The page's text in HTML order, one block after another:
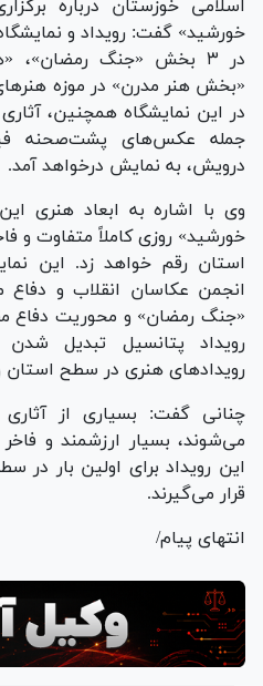
اسلامی خوزستان درباره
خورشید» گفت: رویداد و
در ۳ بخش «جنگ
«بخش هنر مدرن» در موزه
در این نمایشگاه همچنین،
جمله عکس‌های پشت‌صحنه
درویش، به نمایش درخواهد آمد.
وی با اشاره به ابعاد هنری
خورشید» روزی کاملاً متفاوت و
استان رقم خواهد زد. این
انجمن عکاسان انقلاب و
«جنگ رمضان» و محوریت
رویداد پتانسیل تبدیل
رویداد‌های هنری در سطح استان
چنانی گفت: بسیاری از آثاری
می‌شوند، بسیار ارزشمند و
این رویداد برای اولین بار
قرار می‌گیرند.
انتهای پیام/